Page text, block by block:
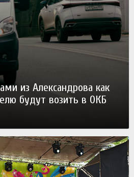
из Александрова как
будут возить в ОКБ